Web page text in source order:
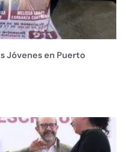
Jóvenes en Puerto